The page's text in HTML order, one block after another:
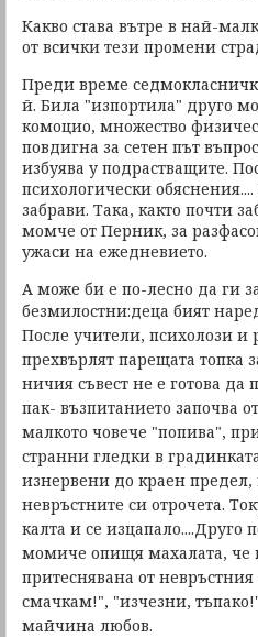
Какво става вътре в най-
от всички тези промени
Преди време
й. Била "изпортила" друго
комоцио, множество
повдигна за сетен път
избуява у подрастващите.
психологически
забрави. Така, както почти
момче от Перник, за
ужаси на ежедневието.
А може би е по-лесно да ги
безмилостни:деца бият
После учители, психолози и
прехвърлят парещата топка
ничия съвест не е готова да
пак- възпитанието започва
малкото човече "попива",
странни гледки в
изнервени до краен
невръстните си отрочета.
калта и се
момиче опищя махалата, че
притеснявана от
смачкам!", "изчезни,
майчина любов.